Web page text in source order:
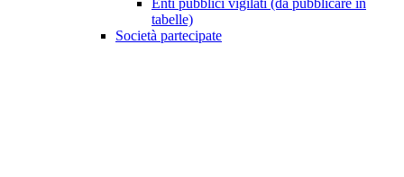
Enti pubblici vigilati (da pubblicare in
tabelle)
Società partecipate